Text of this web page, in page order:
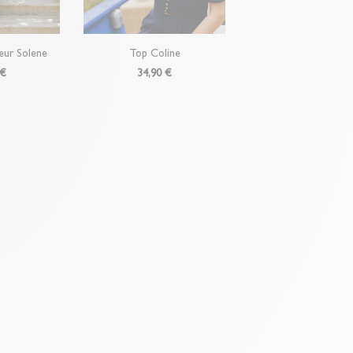
?Gagnez du temps en échangeant votre produit en
de livraison/retour disponible dans votre compte
commandes/détails").
Solene
Top Coline
34,90 €